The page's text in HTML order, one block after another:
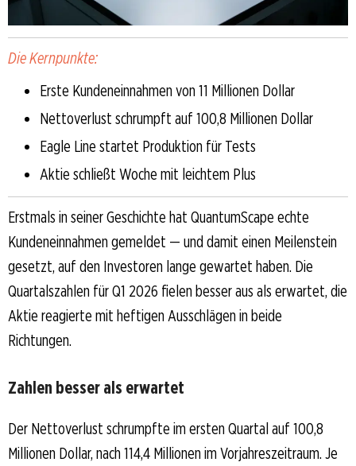
Die Kernpunkte:
Erste Kundeneinnahmen von 11 Millionen Dollar
Nettoverlust schrumpft auf 100,8 Millionen Dollar
Eagle Line startet Produktion für Tests
Aktie schließt Woche mit leichtem Plus
Erstmals in seiner Geschichte hat QuantumScape echte
Kundeneinnahmen gemeldet — und damit einen Meilenstein
gesetzt, auf den Investoren lange gewartet haben. Die
Quartalszahlen für Q1 2026 fielen besser aus als erwartet, die
Aktie reagierte mit heftigen Ausschlägen in beide
Richtungen.
Zahlen besser als erwartet
Der Nettoverlust schrumpfte im ersten Quartal auf 100,8
Millionen Dollar, nach 114,4 Millionen im Vorjahreszeitraum. Je